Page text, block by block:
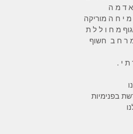
ד מ ה
י ח ה מוריקה
מ ח ו ל ל ת
ר ח ב  חשוף
ת י .
בפנימיות